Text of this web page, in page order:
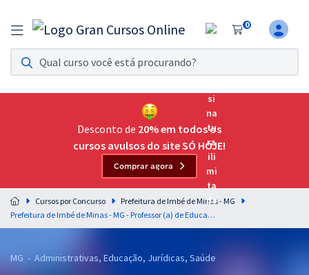
0
Assinatura Ilimitada 11
Acesso a todos os cursos. Teste grátis por 7 dias!
Assinatura OAB Até Passar
Acesso ilimitado a toda preparação para o Exame da
Residências Multiprofissionais
Preparação completa e intensiva para as principais
residências em saúde do Brasil
Desconto de 20% em todos os
cursos avulsos do site SÓ HOJE!
Comprar agora
Cursos por Concurso
Prefeitura de Imbé de Minas - MG
Prefeitura de Imbé de Minas - MG - Professor (a) de Educação Infantil (Pós-Edital)
MG - Administrativas, Educação, Jurídicas, Saúde